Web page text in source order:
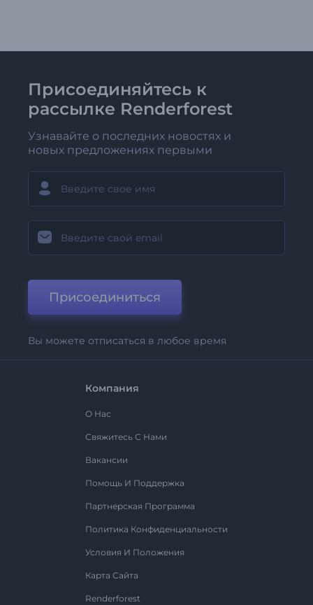
Присоединяйтесь к
рассылке Renderforest
Узнавайте о последних новостях и
новых предложениях первыми
Присоединиться
Вы можете отписаться в любое время
Компания
О Нас
Свяжитесь С Нами
Вакансии
Помощь И Поддержка
Партнерская Программа
Политика Конфиденциальности
Условия И Положения
Карта Сайта
Renderforest